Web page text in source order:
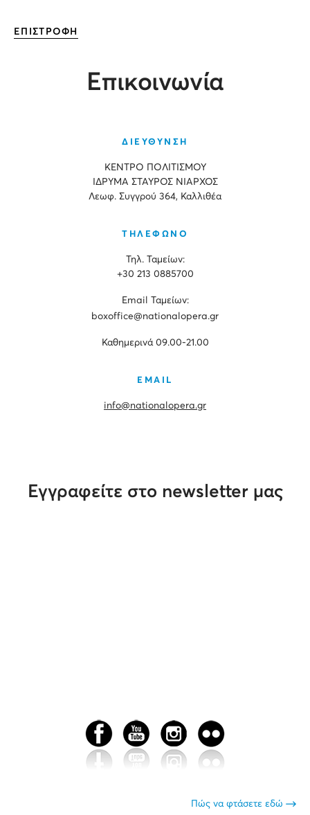
ΕΠΙΣΤΡΟΦΗ
Επικοινωνία
ΔΙΕΥΘΥΝΣΗ
ΚΕΝΤΡΟ ΠΟΛΙΤΙΣΜΟΥ
ΙΔΡΥΜΑ ΣΤΑΥΡΟΣ ΝΙΑΡΧΟΣ
Λεωφ. Συγγρού 364, Καλλιθέα
ΤΗΛΕΦΩΝΟ
Τηλ. Ταμείων:
+30 213 0885700
Εmail Ταμείων:
boxoffice@nationalopera.gr
Καθημερινά 09.00-21.00
EMAIL
info@nationalopera.gr
Εγγραφείτε στο newsletter μας
Πώς να φτάσετε εδώ